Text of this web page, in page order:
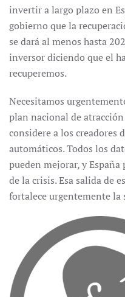
invertir a largo plazo en
gobierno que la
se dará al menos hasta
inversor diciendo que el
recuperemos.
Necesitamos
plan nacional de
considere a los creadores
automáticos. Todos los
pueden mejorar, y
de la crisis. Esa salida de
fortalece urgentemente